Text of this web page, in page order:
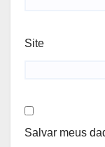
Site
Salvar meus